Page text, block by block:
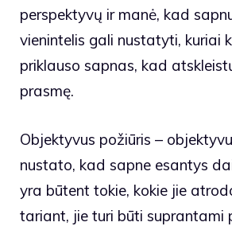
perspektyvų ir manė, kad
vienintelis gali nustatyti, kuriai
priklauso sapnas, kad
prasmę.
Objektyvus požiūris –
nustato, kad sapne esantys
yra būtent tokie, kokie jie
tariant, jie turi būti suprantami